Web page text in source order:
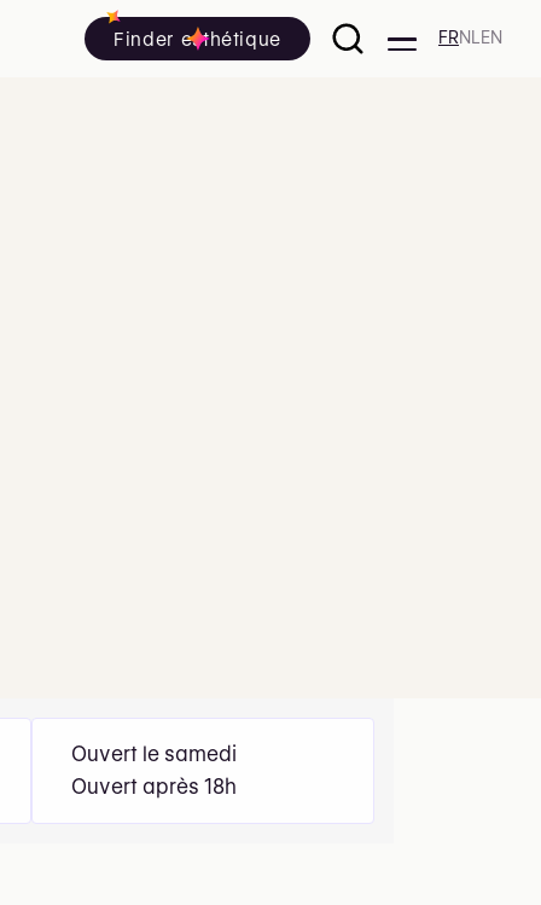
Finder esthétique FRNL EN
Ouvert le samedi
Ouvert après 18h